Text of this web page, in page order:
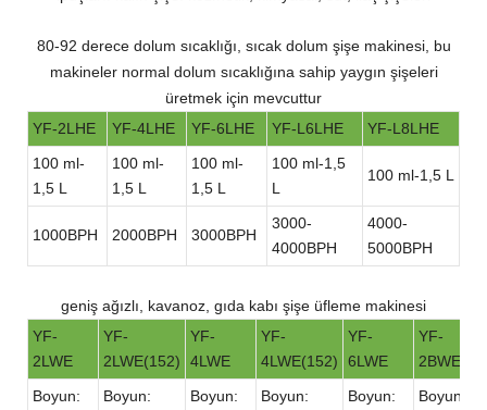
80-92 derece dolum sıcaklığı, sıcak dolum şişe makinesi, bu
makineler normal dolum sıcaklığına sahip yaygın şişeleri
üretmek için mevcuttur
YF-2LHE
YF-4LHE YF-6LHE YF-L6LHE
YF-L8LHE
100 ml-
1,5 L
100 ml-
1,5 L
100 ml-
1,5 L
100 ml-1,5
L
100 ml-1,5 L
1000BPH 2000BPH 3000BPH
3000-
4000BPH
4000-
5000BPH
geniş ağızlı, kavanoz, gıda kabı şişe üfleme makinesi
YF-
2LWE
YF-
2LWE(152)
YF-
4LWE
YF-
4LWE(152)
YF-
6LWE
YF-
2BWE
Boyun:
Boyun:
Boyun:
Boyun:
Boyun:
Boyun: